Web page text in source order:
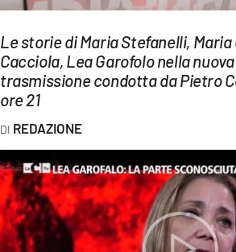
LAC TV
LAC NETWORK
LAC ONAIR
LaC
Network
LACPLAY.IT
LACTV.IT
LACONAIR.IT
Le storie di Maria Stefanelli,
Cacciola, Lea Garofolo nella
trasmissione condotta da Pietro
ore 21
REDAZIONE